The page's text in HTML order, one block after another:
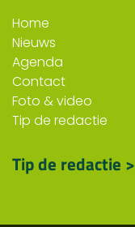
Home
Nieuws
Agenda
Contact
Foto & video
Tip de redactie
Tip de redactie >